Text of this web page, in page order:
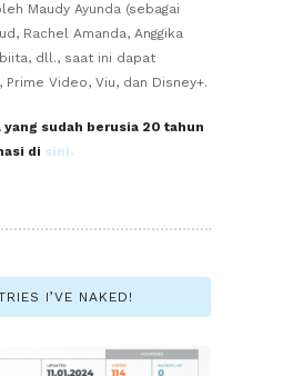
Maudy Ayunda (sebagai
Rachel Amanda, Anggika
dll., saat ini dapat
Video, Viu, dan Disney+.
yang sudah berusia 20 tahun
di sini.
I’VE NAKED!